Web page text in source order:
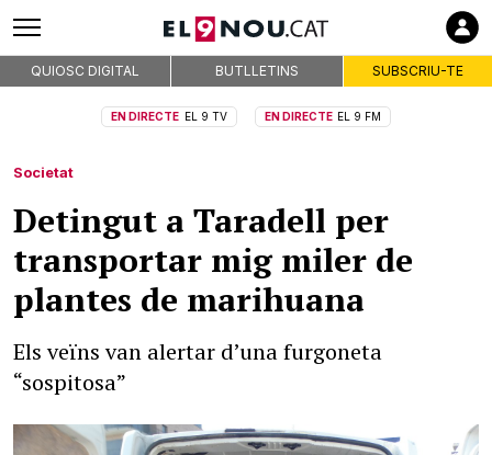
QUIOSC DIGITAL BUTLLETINS SUBSCRIU-TE
EN DIRECTE EL 9 TV EN DIRECTE EL 9 FM
Societat
Detingut a Taradell per
transportar mig miler de
plantes de marihuana
Els veïns van alertar d’una furgoneta
“sospitosa”